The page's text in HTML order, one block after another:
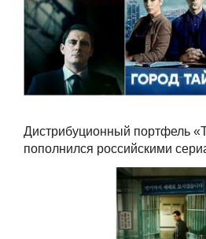
Дистрибуционный портфель
пополнился российскими